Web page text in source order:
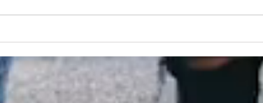
2026년 7월 19일 주보